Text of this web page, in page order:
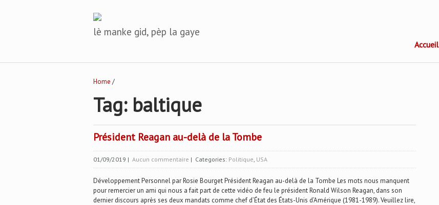
lè manke gid, pèp la gaye
Accueil
Home /
Tag: baltique
Président Reagan au-delà de la Tombe
01/09/2019 | Aucun commentaire | Categories: Politique, USA
Développement Personnel par Rosie Bourget Président Reagan au-delà de la Tombe Les mots nous manquent
pour remercier un ami qui nous a fait part de cette vidéo de feu le président Ronald Wilson Reagan, dans son
dernier discours après ses deux mandats comme chef d’État des États-Unis d’Amérique (1981-1989). Veuillez lire,